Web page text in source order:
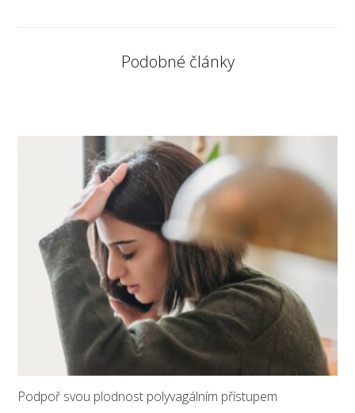
Podobné články
Podpoř svou plodnost polyvagálním přístupem